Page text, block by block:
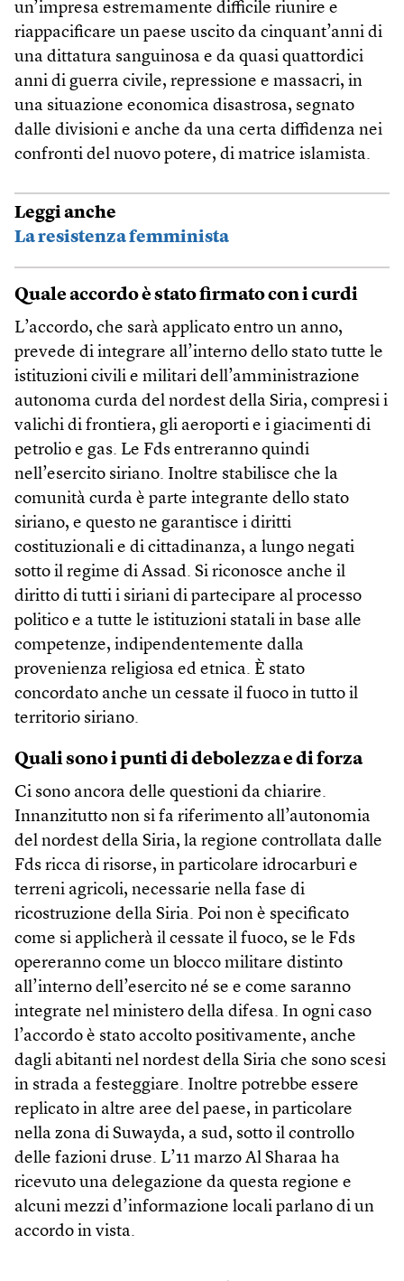
un’impresa estremamente difficile riunire e
riappacificare un paese uscito da cinquant’anni di
una dittatura sanguinosa e da quasi quattordici
anni di guerra civile, repressione e massacri, in
una situazione economica disastrosa, segnato
dalle divisioni e anche da una certa diffidenza nei
confronti del nuovo potere, di matrice islamista.
Leggi anche
La resistenza femminista
Quale accordo è stato firmato con i curdi
L’accordo, che sarà applicato entro un anno,
prevede di integrare all’interno dello stato tutte le
istituzioni civili e militari dell’amministrazione
autonoma curda del nordest della Siria, compresi i
valichi di frontiera, gli aeroporti e i giacimenti di
petrolio e gas. Le Fds entreranno quindi
nell’esercito siriano. Inoltre stabilisce che la
comunità curda è parte integrante dello stato
siriano, e questo ne garantisce i diritti
costituzionali e di cittadinanza, a lungo negati
sotto il regime di Assad. Si riconosce anche il
diritto di tutti i siriani di partecipare al processo
politico e a tutte le istituzioni statali in base alle
competenze, indipendentemente dalla
provenienza religiosa ed etnica. È stato
concordato anche un cessate il fuoco in tutto il
territorio siriano.
Quali sono i punti di debolezza e di forza
Ci sono ancora delle questioni da chiarire.
Innanzitutto non si fa riferimento all’autonomia
del nordest della Siria, la regione controllata dalle
Fds ricca di risorse, in particolare idrocarburi e
terreni agricoli, necessarie nella fase di
ricostruzione della Siria. Poi non è specificato
come si applicherà il cessate il fuoco, se le Fds
opereranno come un blocco militare distinto
all’interno dell’esercito né se e come saranno
integrate nel ministero della difesa. In ogni caso
l’accordo è stato accolto positivamente, anche
dagli abitanti nel nordest della Siria che sono scesi
in strada a festeggiare. Inoltre potrebbe essere
replicato in altre aree del paese, in particolare
nella zona di Suwayda, a sud, sotto il controllo
delle fazioni druse. L’11 marzo Al Sharaa ha
ricevuto una delegazione da questa regione e
alcuni mezzi d’informazione locali parlano di un
accordo in vista.